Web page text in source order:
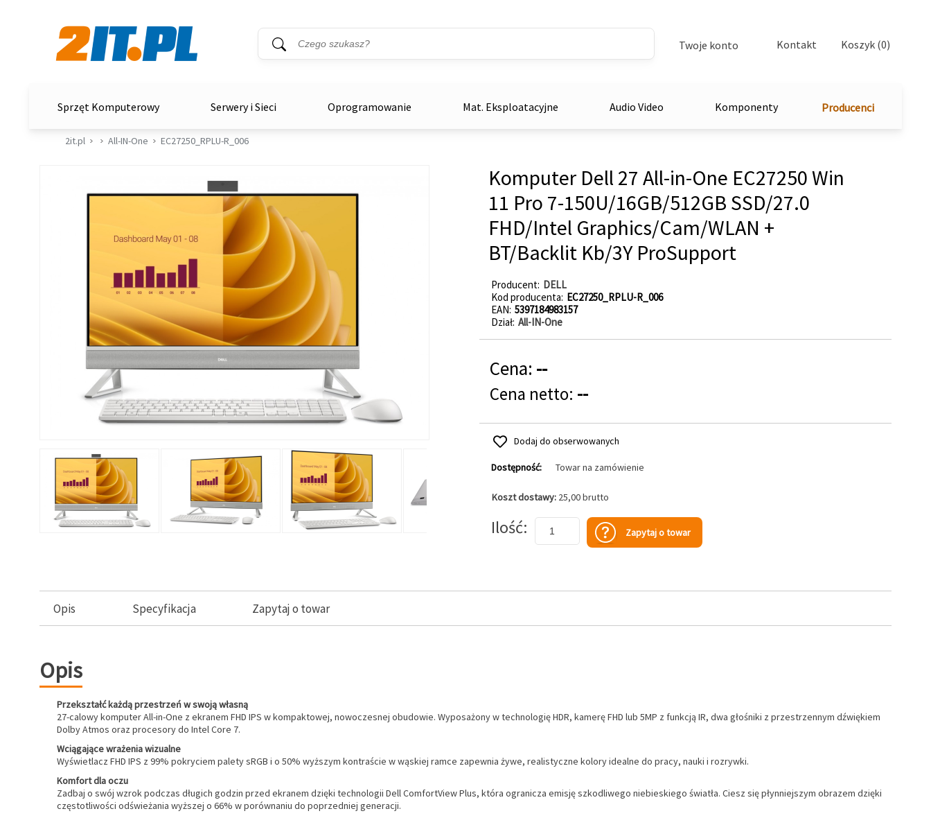
Wyszukiwarka
Słowo kluczowe
Twoje konto Kontakt Koszyk (0)
Sprzęt Komputerowy Serwery i Sieci Oprogramowanie Mat. Eksploatacyjne Audio Video Komponenty Producenci
2it.pl All-IN-One EC27250_RPLU-R_006
Komputer Dell 27 All-in-One EC27250 Win
11 Pro 7-150U/16GB/512GB SSD/27.0
FHD/Intel Graphics/Cam/WLAN +
BT/Backlit Kb/3Y ProSupport
Producent DELL
Kod producenta EC27250_RPLU-R_006
EAN 5397184983157
Dział All-IN-One
Cena: --
Cena netto: --
Dodaj do obserwowanych
Dostępność: Towar na zamówienie
Koszt dostawy: 25,00 brutto
Ilość Zapytaj o towar
Opis Specyfikacja Zapytaj o towar
Opis
Przekształć każdą przestrzeń w swoją własną
27-calowy komputer All-in-One z ekranem FHD IPS w kompaktowej, nowoczesnej obudowie. Wyposażony w technologię HDR, kamerę FHD lub 5MP z funkcją IR, dwa głośniki z przestrzennym dźwiękiem
Dolby Atmos oraz procesory do Intel Core 7.
Wciągające wrażenia wizualne
Wyświetlacz FHD IPS z 99% pokryciem palety sRGB i o 50% wyższym kontraście w wąskiej ramce zapewnia żywe, realistyczne kolory idealne do pracy, nauki i rozrywki.
Komfort dla oczu
Zadbaj o swój wzrok podczas długich godzin przed ekranem dzięki technologii Dell ComfortView Plus, która ogranicza emisję szkodliwego niebieskiego światła. Ciesz się płynniejszym obrazem dzięki
częstotliwości odświeżania wyższej o 66% w porównaniu do poprzedniej generacji.